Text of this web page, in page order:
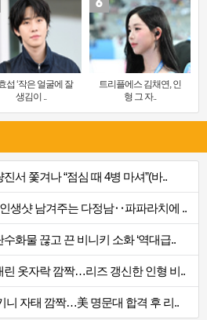
섭 ‘작은 얼굴에 잘
생김이 ..
트리플에스 김채연, 인
형 그 자..
서 쫓겨나 “점심 때 4병 마셔”(바..
생샷 남겨주는 다정남‥파파라치에 ..
화물 끊고 끈 비니키 소화 ‘역대급..
린 옷자락 깜짝…리즈 갱신한 인형 비..
니 자태 깜짝…美 명문대 합격 후 리..